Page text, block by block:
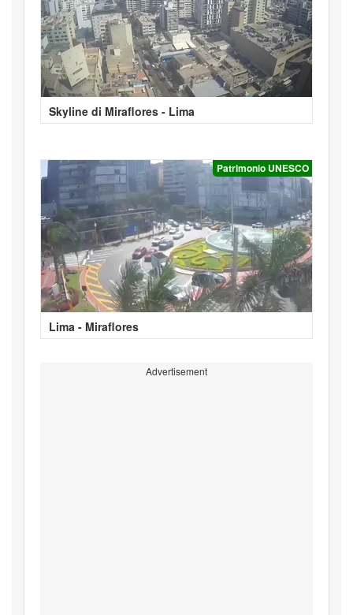
Skyline di Miraflores - Lima
Patrimonio UNESCO
Lima - Miraflores
Advertisement